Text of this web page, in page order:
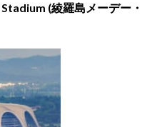
(綾羅島メーデー・